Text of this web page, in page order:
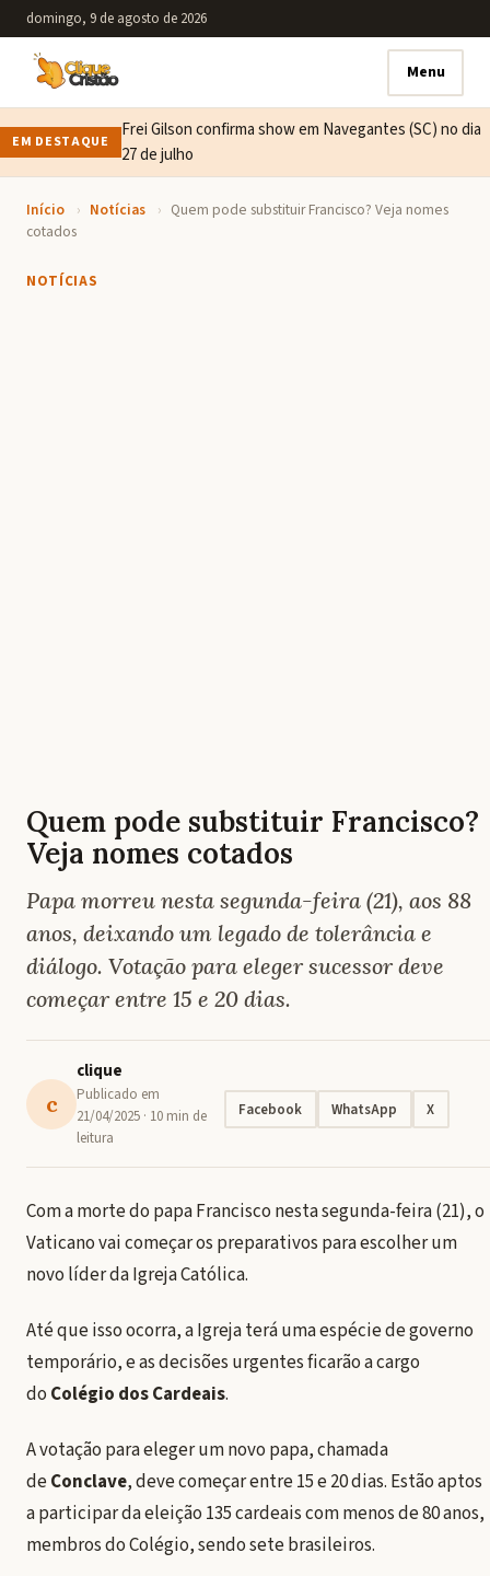
domingo, 9 de agosto de 2026
Menu
EM DESTAQUE
Frei Gilson confirma show em Navegantes (SC) no dia
27 de julho
Início › Notícias › Quem pode substituir Francisco? Veja nomes
cotados
NOTÍCIAS
Quem pode substituir Francisco?
Veja nomes cotados
Papa morreu nesta segunda-feira (21), aos 88
anos, deixando um legado de tolerância e
diálogo. Votação para eleger sucessor deve
começar entre 15 e 20 dias.
c
clique
Publicado em
21/04/2025 · 10 min de
leitura
Facebook WhatsApp X
Com a morte do papa Francisco nesta segunda-feira (21), o
Vaticano vai começar os preparativos para escolher um
novo líder da Igreja Católica.
Até que isso ocorra, a Igreja terá uma espécie de governo
temporário, e as decisões urgentes ficarão a cargo
do Colégio dos Cardeais.
A votação para eleger um novo papa, chamada
deConclave, deve começar entre 15 e 20 dias. Estão aptos
a participar da eleição 135 cardeais com menos de 80 anos,
membros do Colégio, sendo sete brasileiros.